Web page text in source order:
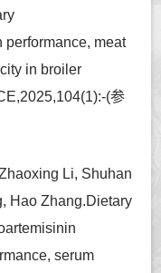
performance, meat
in broiler
(参
Li, Shuhan
Hao Zhang.Dietary
serum